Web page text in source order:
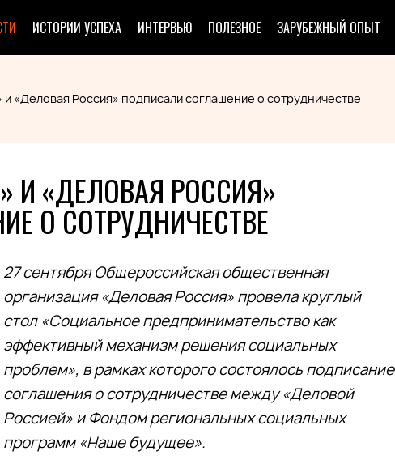
ИСТОРИИ УСПЕХА ИНТЕРВЬЮ ПОЛЕЗНОЕ ЗАРУБЕЖНЫЙ ОПЫТ
«Деловая Россия» подписали соглашение о сотрудничестве
И «ДЕЛОВАЯ РОССИЯ»
О СОТРУДНИЧЕСТВЕ
27 сентября Общероссийская общественная
организация «Деловая Россия» провела круглый
стол «Социальное предпринимательство как
эффективный механизм решения социальных
проблем», в рамках которого состоялось подписание
соглашения о сотрудничестве между «Деловой
Россией» и Фондом региональных социальных
программ «Наше будущее».